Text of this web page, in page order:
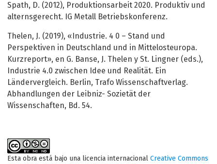
Spath, D. (2012), Produktionsarbeit 2020. Produktiv und
alternsgerecht. IG Metall Betriebskonferenz.
Thelen, J. (2019), «Industrie. 4 0 – Stand und
Perspektiven in Deutschland und in Mittelosteuropa.
Kurzreport», en G. Banse, J. Thelen y St. Lingner (eds.),
Industrie 4.0 zwischen Idee und Realität. Ein
Ländervergleich. Berlin, Trafo Wissenschaftverlag.
Abhandlungen der Leibniz- Sozietät der
Wissenschaften, Bd. 54.
Esta obra está bajo una licencia internacional Creative Commons